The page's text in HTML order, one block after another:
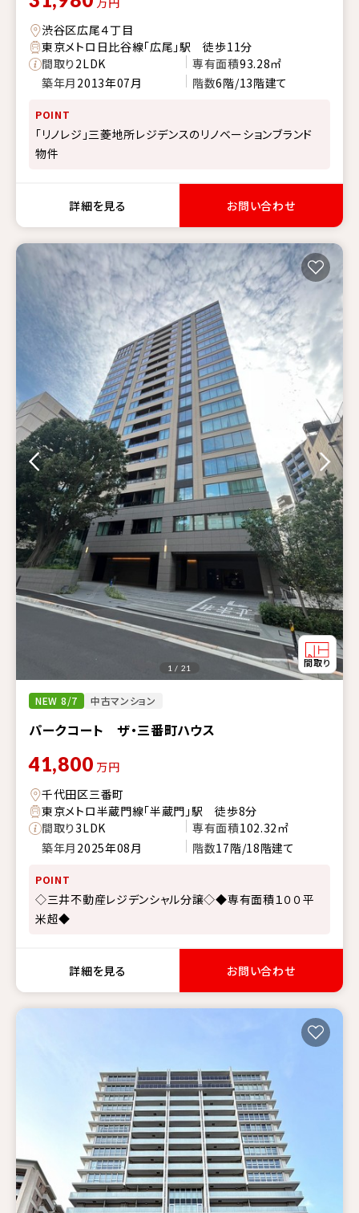
渋谷区広尾４丁目
東京メトロ日比谷線「広尾」駅 徒歩11分
間取り2LDK 専有面積93.28㎡
築年月 2013年07月 階数6階/13階建て
POINT
「リノレジ」三菱地所レジデンスのリノベーションブランド
物件
詳細を見る お問い合わせ
NEW 8/7 中古マンション
パークコート ザ・三番町ハウス
1 / 21
41,800 万円
千代田区三番町
東京メトロ半蔵門線「半蔵門」駅 徒歩8分
間取り3LDK 専有面積102.32㎡
築年月 2025年08月 階数17階/18階建て
POINT
◇三井不動産レジデンシャル分譲◇◆専有面積１００平
米超◆
詳細を見る お問い合わせ